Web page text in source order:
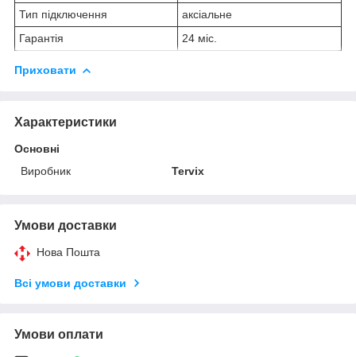
Тип підключення
аксіальне
Гарантія
24 міс.
Приховати
Характеристики
Основні
Виробник
Tervix
Умови доставки
Нова Пошта
Всі умови доставки
Умови оплати